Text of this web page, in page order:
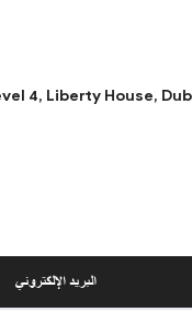
4, Liberty House,
البريد الإلكتروني